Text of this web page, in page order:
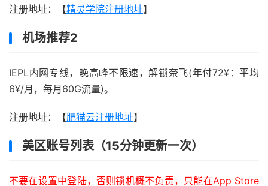
注册地址：【精灵学院注册地址】
机场推荐2
IEPL内网专线，晚高峰不限速，解锁奈飞(年付72¥：平均
6¥/月，每月60G流量)。
注册地址：【肥猫云注册地址】
美区账号列表（15分钟更新一次）
不要在设置中登陆，否则锁机概不负责，只能在App Store